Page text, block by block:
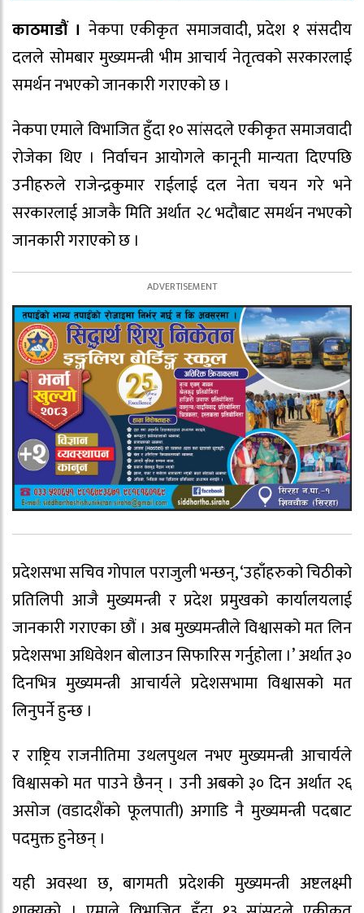
काठमाडौं । नेकपा एकीकृत समाजवादी, प्रदेश १ संसदीय
दलले सोमबार मुख्यमन्त्री भीम आचार्य नेतृत्वको सरकारलाई
समर्थन नभएको जानकारी गराएको छ ।
नेकपा एमाले विभाजित हुँदा १० सांसदले एकीकृत समाजवादी
रोजेका थिए । निर्वाचन आयोगले कानूनी मान्यता दिएपछि
उनीहरुले राजेन्द्रकुमार राईलाई दल नेता चयन गरे भने
सरकारलाई आजकै मिति अर्थात २८ भदौबाट समर्थन नभएको
जानकारी गराएको छ ।
प्रदेशसभा सचिव गोपाल पराजुली भन्छन्, ‘उहाँहरुको चिठीको
प्रतिलिपी आजै मुख्यमन्त्री र प्रदेश प्रमुखको कार्यालयलाई
जानकारी गराएका छौं । अब मुख्यमन्त्रीले विश्वासको मत लिन
प्रदेशसभा अधिवेशन बोलाउन सिफारिस गर्नुहोला ।’ अर्थात ३०
दिनभित्र मुख्यमन्त्री आचार्यले प्रदेशसभामा विश्वासको मत
लिनुपर्ने हुन्छ ।
र राष्ट्रिय राजनीतिमा उथलपुथल नभए मुख्यमन्त्री आचार्यले
विश्वासको मत पाउने छैनन् । उनी अबको ३० दिन अर्थात २६
असोज (वडादशैंको फूलपाती) अगाडि नै मुख्यमन्त्री पदबाट
पदमुक्त हुनेछन् ।
यही अवस्था छ, बागमती प्रदेशकी मुख्यमन्त्री अष्टलक्ष्मी